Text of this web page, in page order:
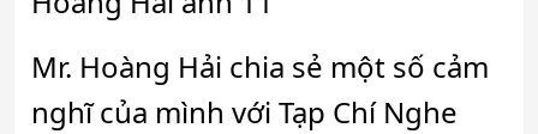
Mr. Hoàng Hải chia sẻ một số cảm
nghĩ của mình với Tạp Chí Nghe